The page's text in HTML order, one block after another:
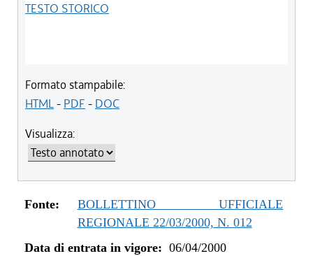
TESTO STORICO
Formato stampabile:
HTML- PDF - DOC
Visualizza:
Fonte:
BOLLETTINO UFFICIALE
REGIONALE 22/03/2000, N. 012
Data di entrata in vigore: 06/04/2000